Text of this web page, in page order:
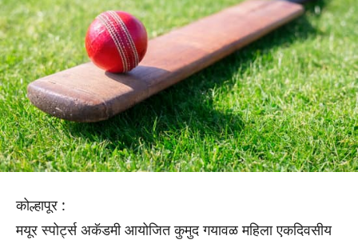
कोल्हापूर :
मयूर स्पोर्ट्स अकॅडमी आयोजित कुमुद गयावळ महिला एकदिवसीय